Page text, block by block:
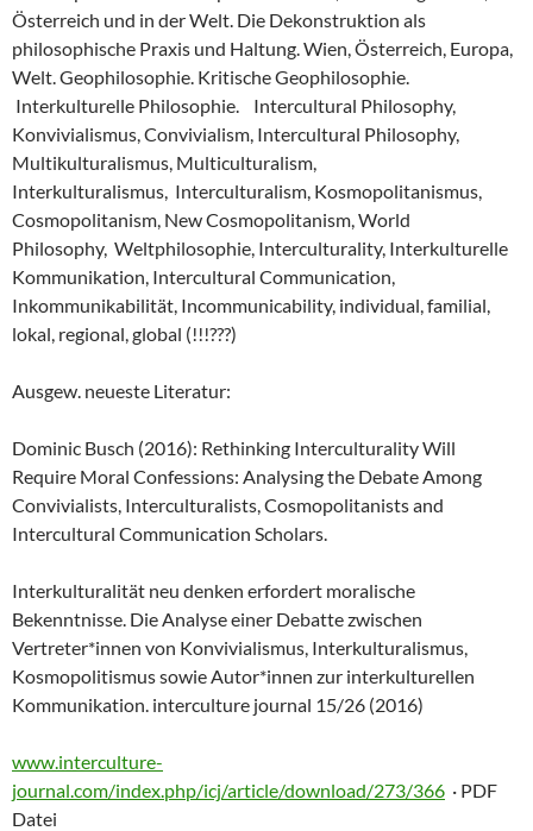
Österreich und in der Welt. Die Dekonstruktion als
philosophische Praxis und Haltung. Wien, Österreich, Europa,
Welt. Geophilosophie. Kritische Geophilosophie.
Interkulturelle Philosophie. Intercultural Philosophy,
Konvivialismus, Convivialism, Intercultural Philosophy,
Multikulturalismus, Multiculturalism,
Interkulturalismus, Interculturalism, Kosmopolitanismus,
Cosmopolitanism, New Cosmopolitanism, World
Philosophy, Weltphilosophie, Interculturality, Interkulturelle
Kommunikation, Intercultural Communication,
Inkommunikabilität, Incommunicability, individual, familial,
lokal, regional, global (!!!???)
Ausgew. neueste Literatur:
Dominic Busch (2016): Rethinking Interculturality Will
Require Moral Confessions: Analysing the Debate Among
Convivialists, Interculturalists, Cosmopolitanists and
Intercultural Communication Scholars.
Interkulturalität neu denken erfordert moralische
Bekenntnisse. Die Analyse einer Debatte zwischen
Vertreter*innen von Konvivialismus, Interkulturalismus,
Kosmopolitismus sowie Autor*innen zur interkulturellen
Kommunikation. interculture journal 15/26 (2016)
www.interculture-
journal.com/index.php/icj/article/download/273/366 · PDF
Datei